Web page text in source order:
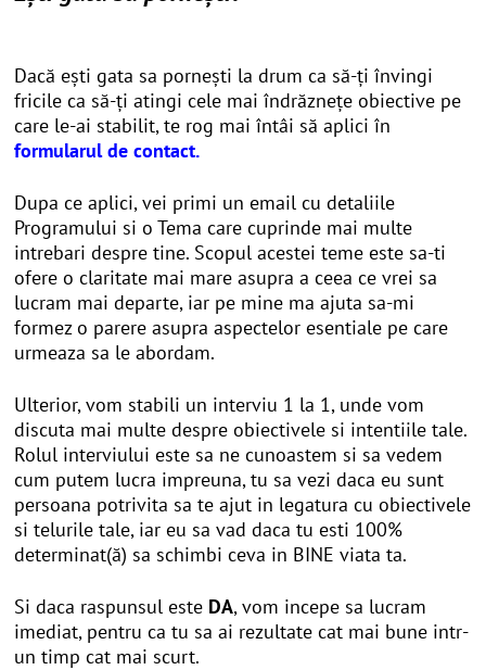
Dacă ești gata sa pornești la drum ca să-ți învingi
fricile ca să-ți atingi cele mai îndrăznețe obiective pe
care le-ai stabilit, te rog mai întâi să aplici în
formularul de contact.
Dupa ce aplici, vei primi un email cu detaliile
Programului si o Tema care cuprinde mai multe
intrebari despre tine. Scopul acestei teme este sa-ti
ofere o claritate mai mare asupra a ceea ce vrei sa
lucram mai departe, iar pe mine ma ajuta sa-mi
formez o parere asupra aspectelor esentiale pe care
urmeaza sa le abordam.
Ulterior, vom stabili un interviu 1 la 1, unde vom
discuta mai multe despre obiectivele si intentiile tale.
Rolul interviului este sa ne cunoastem si sa vedem
cum putem lucra impreuna, tu sa vezi daca eu sunt
persoana potrivita sa te ajut in legatura cu obiectivele
si telurile tale, iar eu sa vad daca tu esti 100%
determinat(ă) sa schimbi ceva in BINE viata ta.
Si daca raspunsul este DA, vom incepe sa lucram
imediat, pentru ca tu sa ai rezultate cat mai bune intr-
un timp cat mai scurt.